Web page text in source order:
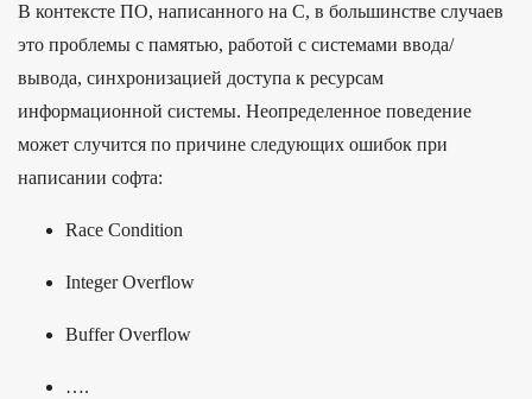
В контексте ПО, написанного на С, в большинстве случаев
это проблемы с памятью, работой с системами ввода/
вывода, синхронизацией доступа к ресурсам
информационной системы. Неопределенное поведение
может случится по причине следующих ошибок при
написании софта:
Race Condition
Integer Overflow
Buffer Overflow
….